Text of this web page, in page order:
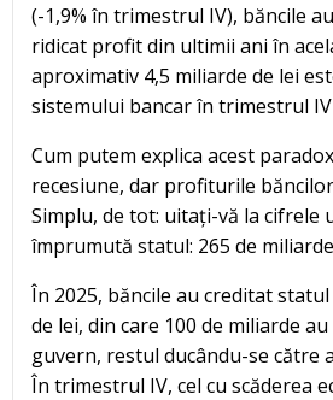
(-1,9% în trimestrul IV), băncile
ridicat profit din ultimii ani în
aproximativ 4,5 miliarde de lei
sistemului bancar în trimestrul IV
Cum putem explica acest
recesiune, dar profiturile
Simplu, de tot: uitați-vă la cifrele
împrumută statul: 265 de
În 2025, băncile au creditat
de lei, din care 100 de miliarde
guvern, restul ducându-se către
În trimestrul IV, cel cu scăderea